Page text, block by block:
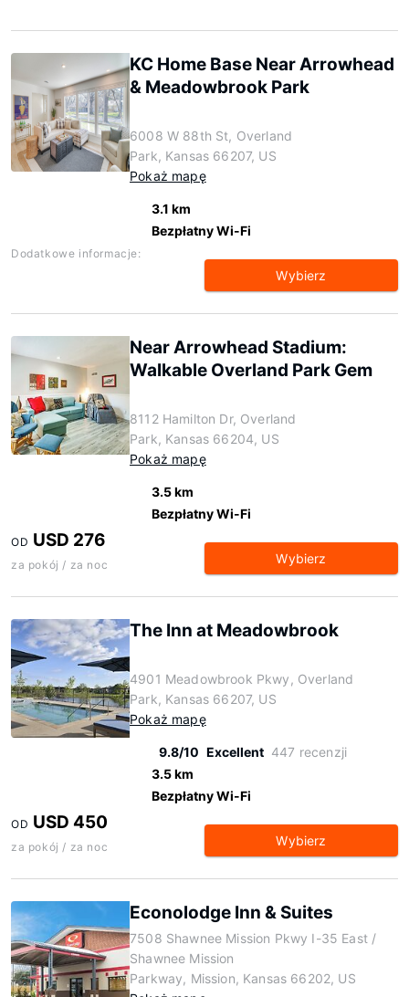
KC Home Base Near Arrowhead
& Meadowbrook Park
6008 W 88th St, Overland
Park, Kansas 66207, US
Pokaż mapę
3.1 km
Bezpłatny Wi-Fi
Dodatkowe informacje:
Wybierz
Near Arrowhead Stadium:
Walkable Overland Park Gem
8112 Hamilton Dr, Overland
Park, Kansas 66204, US
Pokaż mapę
3.5 km
Bezpłatny Wi-Fi
OD USD 276
za pokój / za noc Wybierz
The Inn at Meadowbrook
4901 Meadowbrook Pkwy, Overland
Park, Kansas 66207, US
Pokaż mapę
9.8/10 Excellent 447 recenzji
3.5 km
Bezpłatny Wi-Fi
OD USD 450
za pokój / za noc Wybierz
Econolodge Inn & Suites
7508 Shawnee Mission Pkwy I-35 East /
Shawnee Mission
Parkway, Mission, Kansas 66202, US